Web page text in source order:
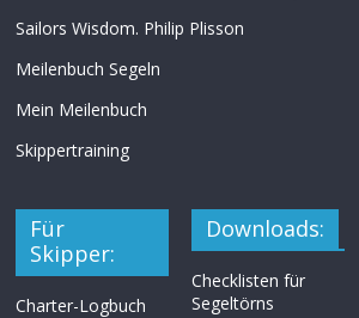
Sailors Wisdom. Philip Plisson
Meilenbuch Segeln
Mein Meilenbuch
Skippertraining
Für
Skipper:
Charter-Logbuch
Downloads:
Checklisten für
Segeltörns